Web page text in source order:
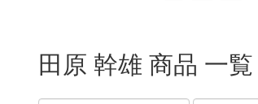
田原 幹雄 商品 一覧